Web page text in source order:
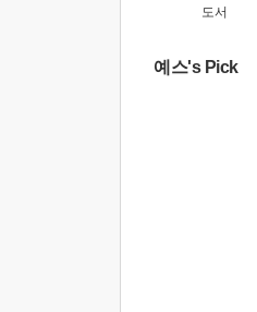
도서
예스's Pick